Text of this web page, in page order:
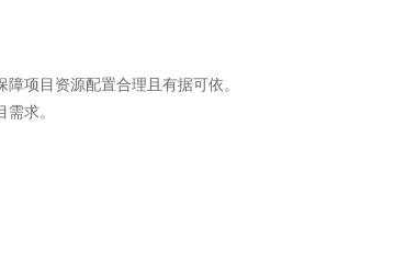
项目资源配置合理且有据可依。
求。